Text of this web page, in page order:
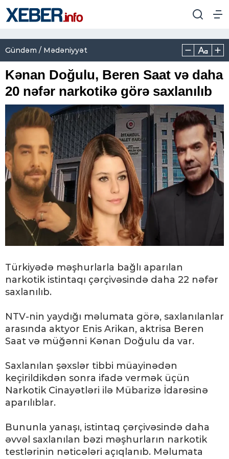
Gündəm / Mədəniyyət
Kənan Doğulu, Beren Saat və daha
20 nəfər narkotikə görə saxlanılıb
Türkiyədə məşhurlarla bağlı aparılan
narkotik istintaqı çərçivəsində daha 22 nəfər
saxlanılıb.
NTV-nin yaydığı məlumata görə, saxlanılanlar
arasında aktyor Enis Arikan, aktrisa Beren
Saat və müğənni Kənan Doğulu da var.
Saxlanılan şəxslər tibbi müayinədən
keçirildikdən sonra ifadə vermək üçün
Narkotik Cinayətləri ilə Mübarizə İdarəsinə
aparılıblar.
Bununla yanaşı, istintaq çərçivəsində daha
əvvəl saxlanılan bəzi məşhurların narkotik
testlərinin nəticələri açıqlanıb. Məlumata